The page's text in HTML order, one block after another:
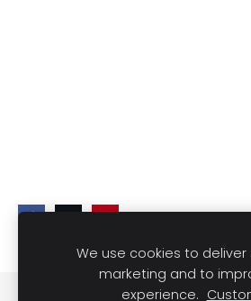
We use cookies to deliver
marketing and to
experience.